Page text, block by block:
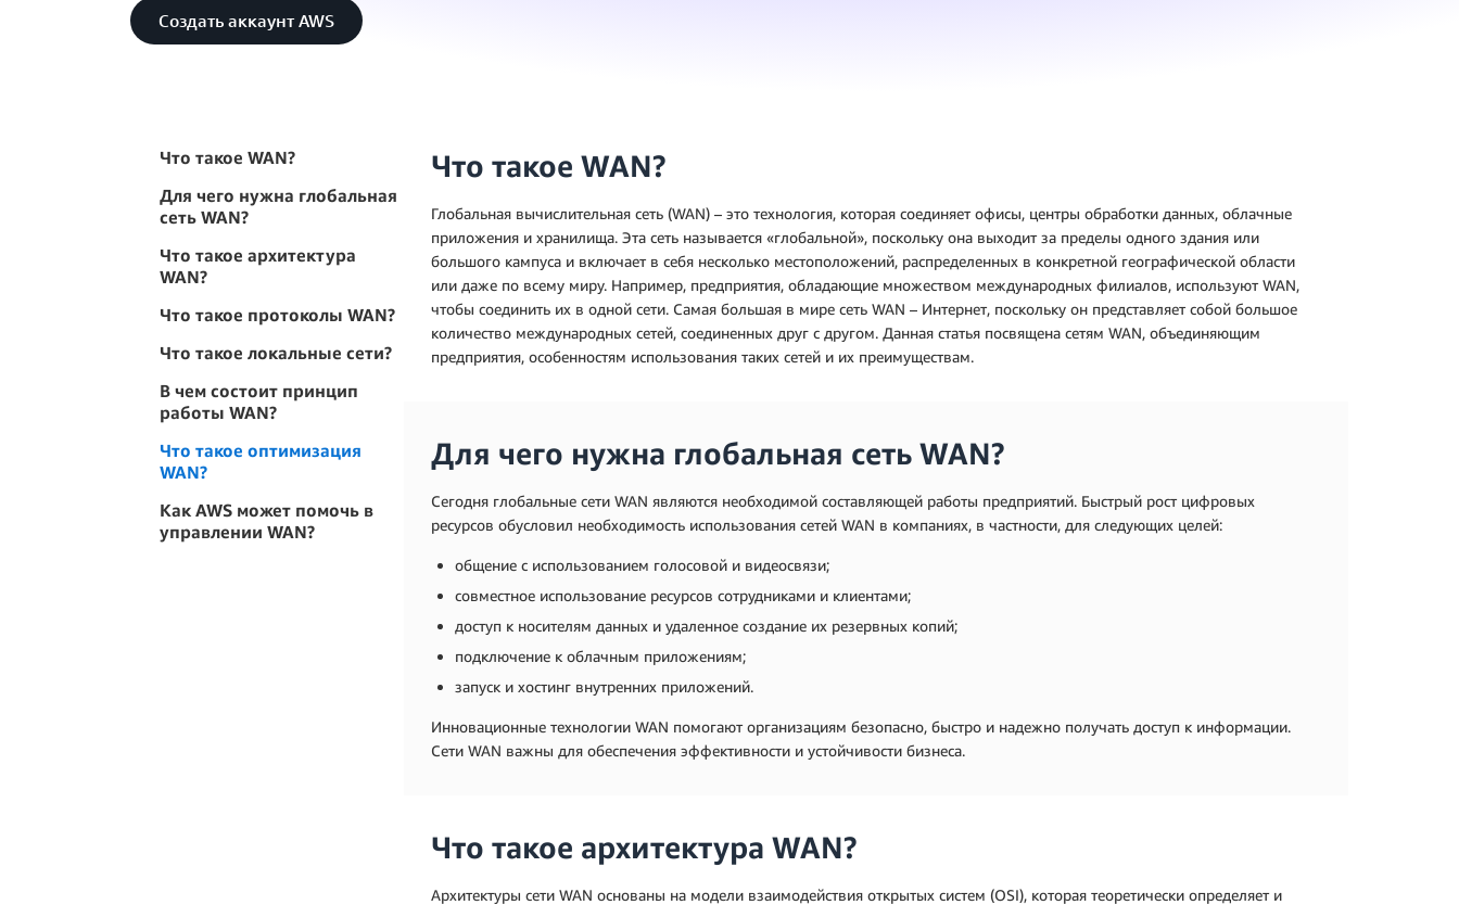
Создать аккаунт AWS
Что такое WAN?
Для чего нужна глобальная
сеть WAN?
Что такое архитектура
WAN?
Что такое протоколы WAN?
Что такое локальные сети?
В чем состоит принцип
работы WAN?
Что такое оптимизация
WAN?
Как AWS может помочь в
управлении WAN?
Что такое WAN?
Глобальная вычислительная сеть (WAN) – это технология, которая соединяет офисы, центры обработки данных, облачные
приложения и хранилища. Эта сеть называется «глобальной», поскольку она выходит за пределы одного здания или
большого кампуса и включает в себя несколько местоположений, распределенных в конкретной географической области
или даже по всему миру. Например, предприятия, обладающие множеством международных филиалов, используют WAN,
чтобы соединить их в одной сети. Самая большая в мире сеть WAN – Интернет, поскольку он представляет собой большое
количество международных сетей, соединенных друг с другом. Данная статья посвящена сетям WAN, объединяющим
предприятия, особенностям использования таких сетей и их преимуществам.
Для чего нужна глобальная сеть WAN?
Сегодня глобальные сети WAN являются необходимой составляющей работы предприятий. Быстрый рост цифровых
ресурсов обусловил необходимость использования сетей WAN в компаниях, в частности, для следующих целей:
общение с использованием голосовой и видеосвязи;
совместное использование ресурсов сотрудниками и клиентами;
доступ к носителям данных и удаленное создание их резервных копий;
подключение к облачным приложениям;
запуск и хостинг внутренних приложений.
Инновационные технологии WAN помогают организациям безопасно, быстро и надежно получать доступ к информации.
Сети WAN важны для обеспечения эффективности и устойчивости бизнеса.
Что такое архитектура WAN?
Архитектуры сети WAN основаны на модели взаимодействия открытых систем (OSI), которая теоретически определяет и